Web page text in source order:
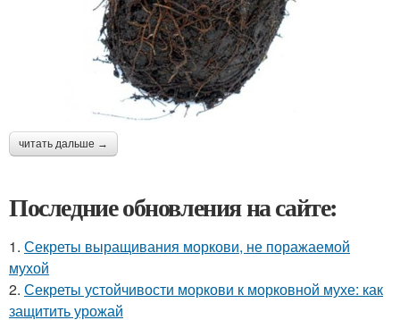
читать дальше →
Последние обновления на сайте:
1. Секреты выращивания моркови, не поражаемой
мухой
2. Секреты устойчивости моркови к морковной мухе: как
защитить урожай